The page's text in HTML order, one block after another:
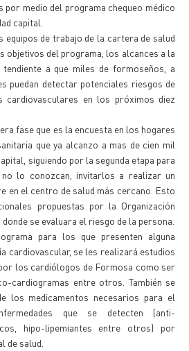
medio del programa chequeo médico
capital.
equipos de trabajo de la cartera de salud
objetivos del programa, los alcances a la
a que miles de formoseños, a
puedan detectar potenciales riesgos de
cardiovasculares en los próximos diez
fase que es la encuesta en los hogares
que ya alcanzo a mas de cien mil
siguiendo por la segunda etapa para
lo conozcan, invitarlos a realizar un
en el centro de salud más cercano. Esto
propuestas por la Organización
se evaluara el riesgo de la persona.
para los que presenten alguna
cardiovascular, se les realizará estudios
los cardiólogos de Formosa como ser
cardiogramas entre otros. También se
los medicamentos necesarios para el
que se detecten (anti-
hipo-lipemiantes entre otros) por
de salud.